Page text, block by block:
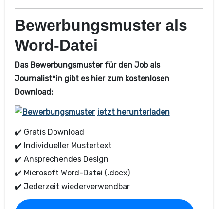
Bewerbungsmuster als
Word-Datei
Das Bewerbungsmuster für den Job als
Journalist*in gibt es hier zum kostenlosen
Download:
✔️ Gratis Download
✔️ Individueller Mustertext
✔️ Ansprechendes Design
✔️ Microsoft Word-Datei (.docx)
✔️ Jederzeit wiederverwendbar